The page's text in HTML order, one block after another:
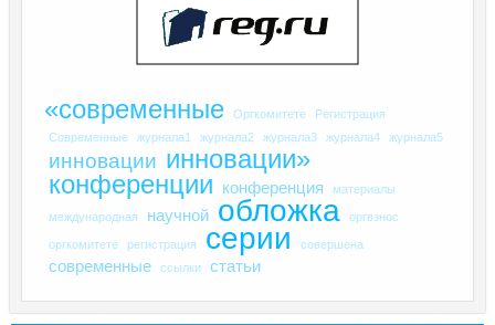
«современные Оргкомитете
Регистрация
Современные
журнала1 журнала2 журнала3 журнала4 журнала5
инновации инновации»
конференции
конференция материалы
международная научной обложка оргвзнос
оргкомитете регистрация серии совершена
современные ссылки статьи